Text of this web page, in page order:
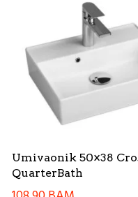
Umivaonik 50×38
QuarterBath